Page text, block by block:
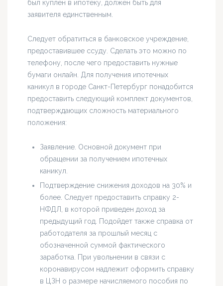
был куплен в ипотеку, должен быть для
заявителя единственным.
Следует обратиться в банковское учреждение,
предоставившее ссуду. Сделать это можно по
телефону, после чего предоставить нужные
бумаги онлайн. Для получения ипотечных
каникул в городе Санкт-Петербург понадобится
предоставить следующий комплект документов,
подтверждающих сложность материального
положения:
Заявление. Основной документ при
обращении за получением ипотечных
каникул.
Подтверждение снижения доходов на 30% и
более. Следует предоставить справку 2-
НФДЛ, в которой приведен доход за
предыдущий год. Подойдет также справка от
работодателя за прошлый месяц с
обозначенной суммой фактического
заработка. При увольнении в связи с
коронавирусом надлежит оформить справку
в ЦЗН о размере начисляемого пособия по